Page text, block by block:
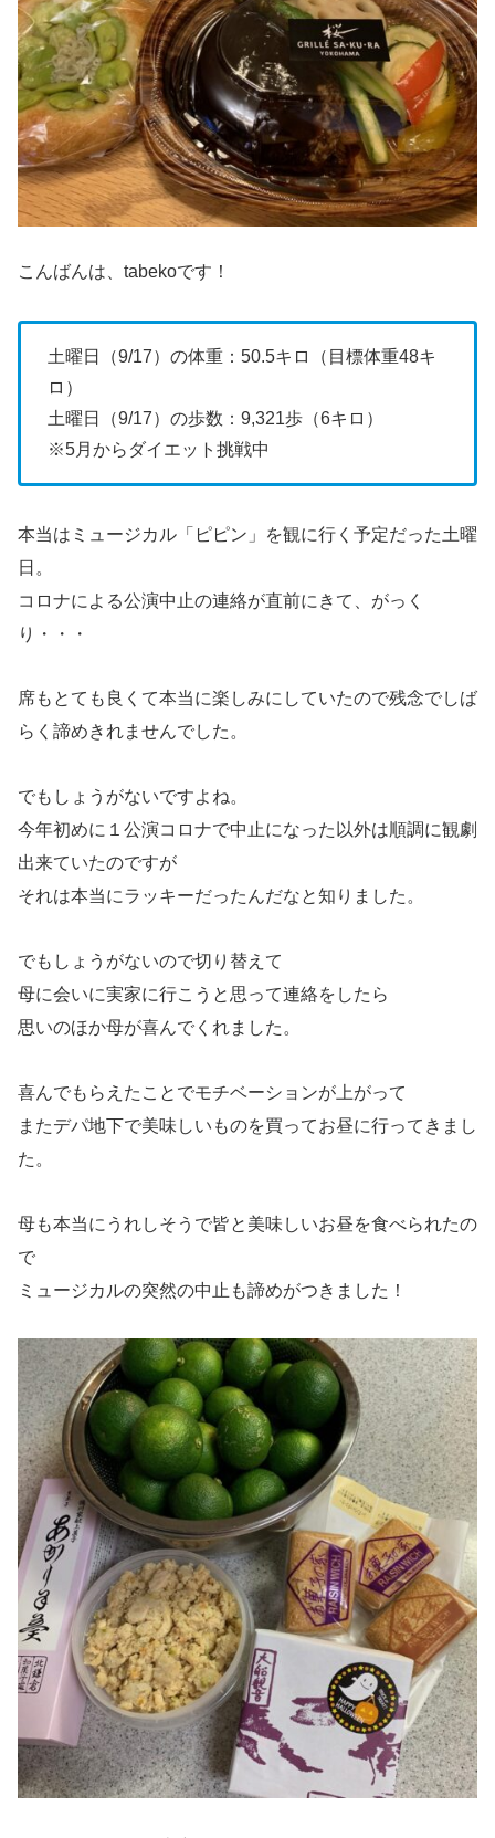
こんばんは、tabekoです！
土曜日（9/17）の体重：50.5キロ（目標体重48キ
ロ）
土曜日（9/17）の歩数：9,321歩（6キロ）
※5月からダイエット挑戦中
本当はミュージカル「ピピン」を観に行く予定だった土曜
日。
コロナによる公演中止の連絡が直前にきて、がっく
り・・・
席もとても良くて本当に楽しみにしていたので残念でしば
らく諦めきれませんでした。
でもしょうがないですよね。
今年初めに１公演コロナで中止になった以外は順調に観劇
出来ていたのですが
それは本当にラッキーだったんだなと知りました。
でもしょうがないので切り替えて
母に会いに実家に行こうと思って連絡をしたら
思いのほか母が喜んでくれました。
喜んでもらえたことでモチベーションが上がって
またデパ地下で美味しいものを買ってお昼に行ってきまし
た。
母も本当にうれしそうで皆と美味しいお昼を食べられたの
で
ミュージカルの突然の中止も諦めがつきました！